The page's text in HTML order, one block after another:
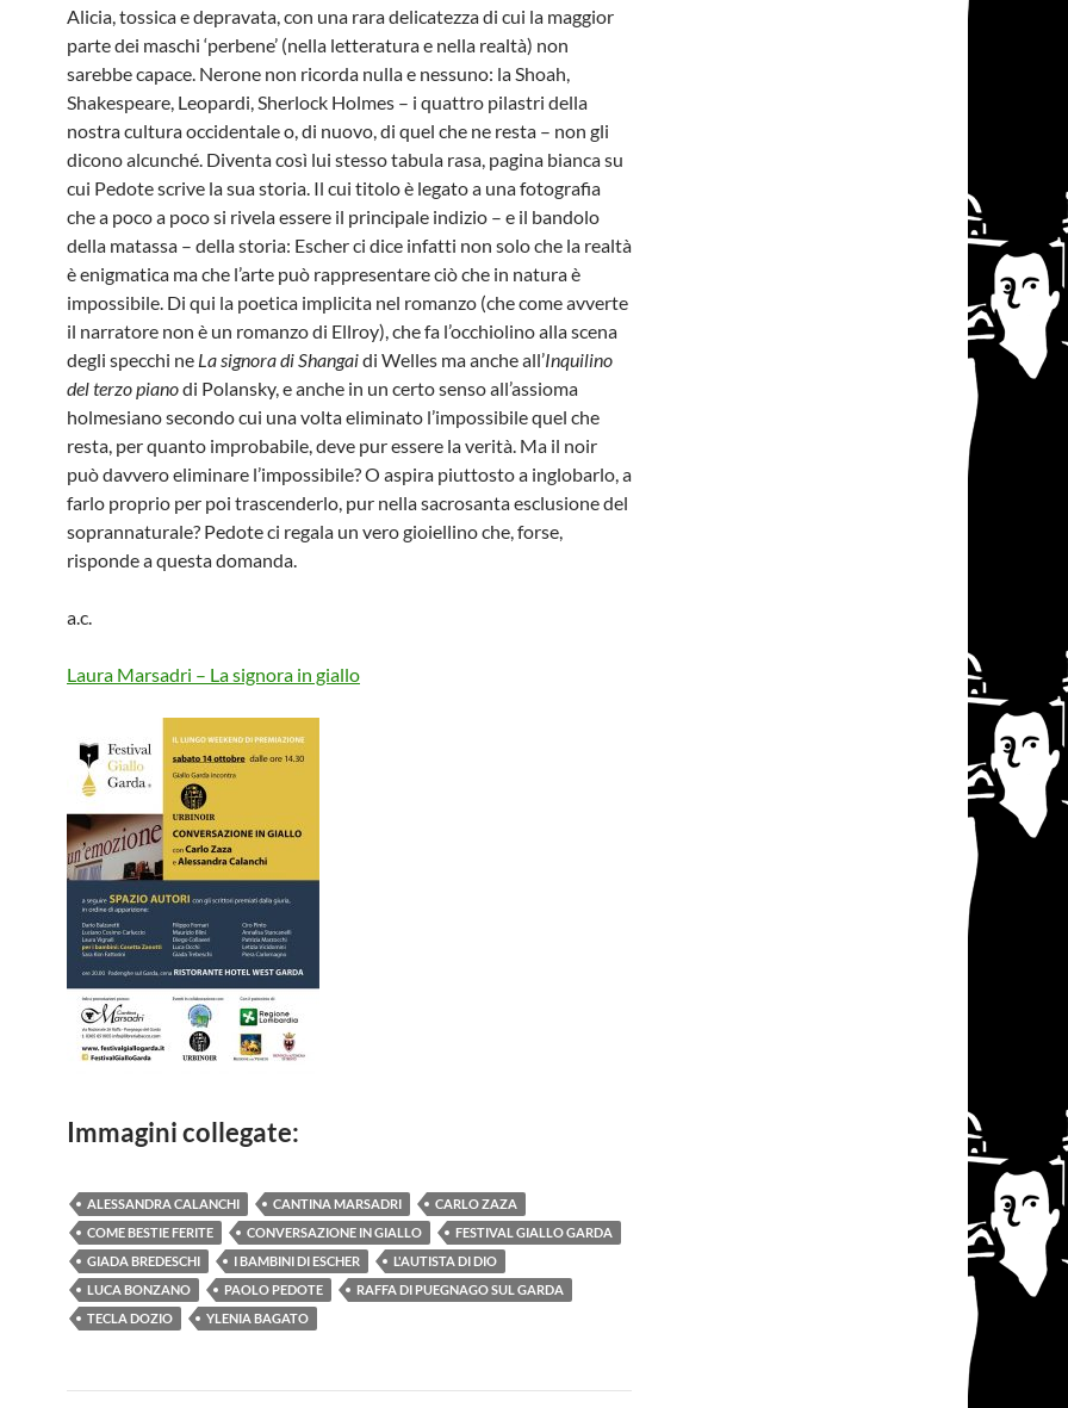
Alicia, tossica e depravata, con una rara delicatezza di cui la maggior
parte dei maschi ‘perbene’ (nella letteratura e nella realtà) non
sarebbe capace. Nerone non ricorda nulla e nessuno: la Shoah,
Shakespeare, Leopardi, Sherlock Holmes – i quattro pilastri della
nostra cultura occidentale o, di nuovo, di quel che ne resta – non gli
dicono alcunché. Diventa così lui stesso tabula rasa, pagina bianca su
cui Pedote scrive la sua storia. Il cui titolo è legato a una fotografia
che a poco a poco si rivela essere il principale indizio – e il bandolo
della matassa – della storia: Escher ci dice infatti non solo che la realtà
è enigmatica ma che l’arte può rappresentare ciò che in natura è
impossibile. Di qui la poetica implicita nel romanzo (che come avverte
il narratore non è un romanzo di Ellroy), che fa l’occhiolino alla scena
degli specchi ne La signora di Shangaidi Welles ma anche all’Inquilino
del terzo pianodi Polansky, e anche in un certo senso all’assioma
holmesiano secondo cui una volta eliminato l’impossibile quel che
resta, per quanto improbabile, deve pur essere la verità. Ma il noir
può davvero eliminare l’impossibile? O aspira piuttosto a inglobarlo, a
farlo proprio per poi trascenderlo, pur nella sacrosanta esclusione del
soprannaturale? Pedote ci regala un vero gioiellino che, forse,
risponde a questa domanda.
a.c.
Laura Marsadri – La signora in giallo
Immagini collegate:
ALESSANDRA CALANCHI CANTINA MARSADRI
CARLO ZAZA
COME BESTIE FERITE
CONVERSAZIONE IN GIALLO
FESTIVAL GIALLO GARDA
GIADA BREDESCHI
I BAMBINI DI ESCHER
L'AUTISTA DI DIO
LUCA BONZANO
PAOLO PEDOTE
RAFFA DI PUEGNAGO SUL GARDA
TECLA DOZIO
YLENIA BAGATO